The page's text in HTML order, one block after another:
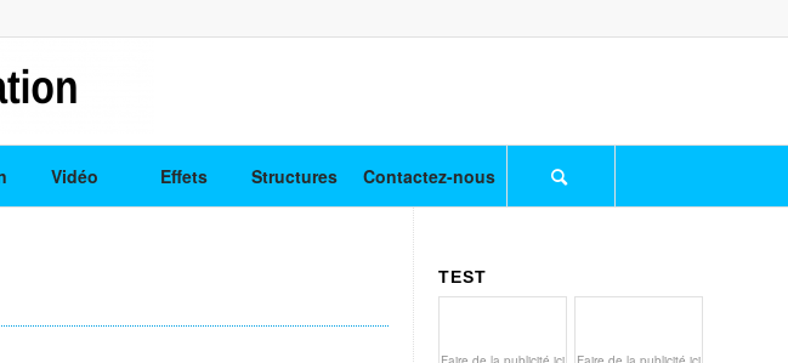
Vidéo Effets Structures Contactez-nous
TEST